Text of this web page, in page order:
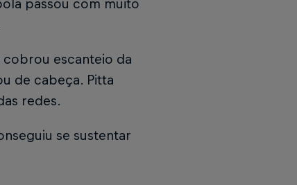
passou com muito
cobrou escanteio da
de cabeça. Pitta
redes.
se sustentar